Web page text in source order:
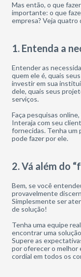
Mas então, o que
importante: o que
empresa? Veja
1. Entenda a
Entender as
quem ele é, quais
investir em sua
dele, quais seus
serviços.
Faça pesquisas
Interaja com seu
fornecidas. Tenha um
pode fazer por ele.
2. Vá além do
Bem, se você
provavelmente
Simplesmente ser
de solução!
Tenha uma equipe
encontrar uma
Supere as
por oferecer o melhor
cordial em todos os